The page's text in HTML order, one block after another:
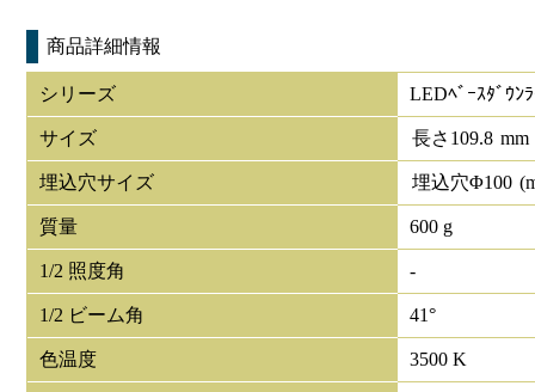
商品詳細情報
シリーズ LEDﾍﾞｰｽﾀﾞｳﾝ
サイズ 長さ 109.8 mm
埋込穴サイズ 埋込穴Φ100
質量 600 g
1/2 照度角 -
1/2 ビーム角 41°
色温度 3500 K